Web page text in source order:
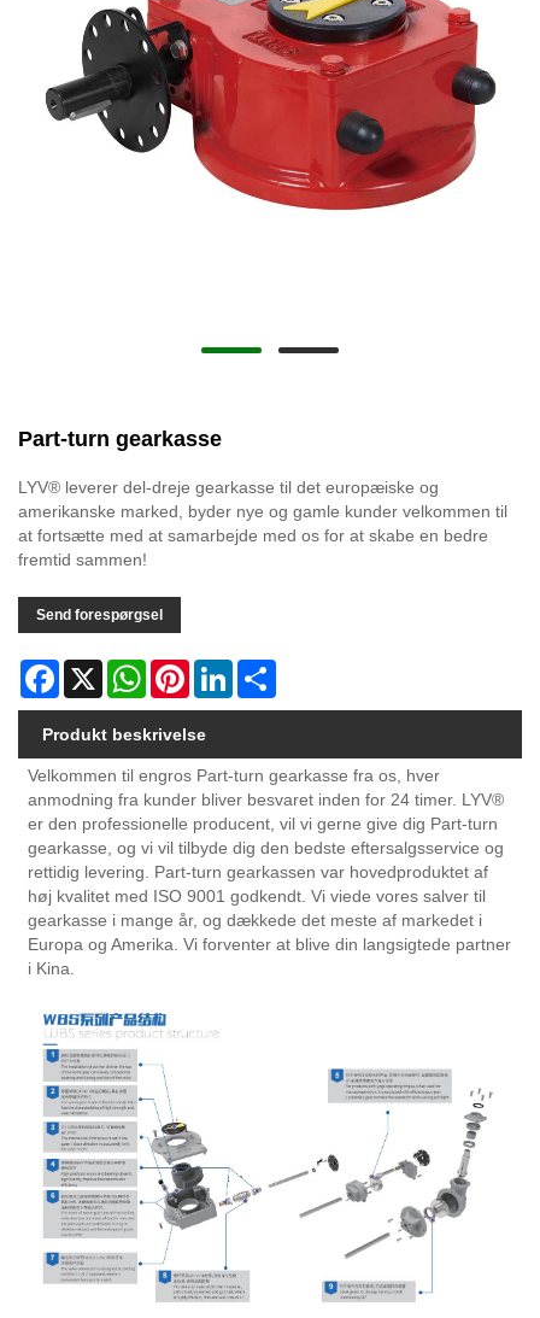
Part-turn gearkasse
LYV® leverer del-dreje gearkasse til det europæiske og
amerikanske marked, byder nye og gamle kunder velkommen til
at fortsætte med at samarbejde med os for at skabe en bedre
fremtid sammen!
Send forespørgsel
Facebook
X WhatsAppPinterestLinkedIn
Produkt beskrivelse
Velkommen til engros Part-turn gearkasse fra os, hver
anmodning fra kunder bliver besvaret inden for 24 timer. LYV®
er den professionelle producent, vil vi gerne give dig Part-turn
gearkasse, og vi vil tilbyde dig den bedste eftersalgsservice og
rettidig levering. Part-turn gearkassen var hovedproduktet af
høj kvalitet med ISO 9001 godkendt. Vi viede vores salver til
gearkasse i mange år, og dækkede det meste af markedet i
Europa og Amerika. Vi forventer at blive din langsigtede partner
i Kina.